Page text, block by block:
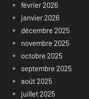
février 2026
janvier 2026
décembre 2025
novembre 2025
octobre 2025
septembre 2025
août 2025
juillet 2025